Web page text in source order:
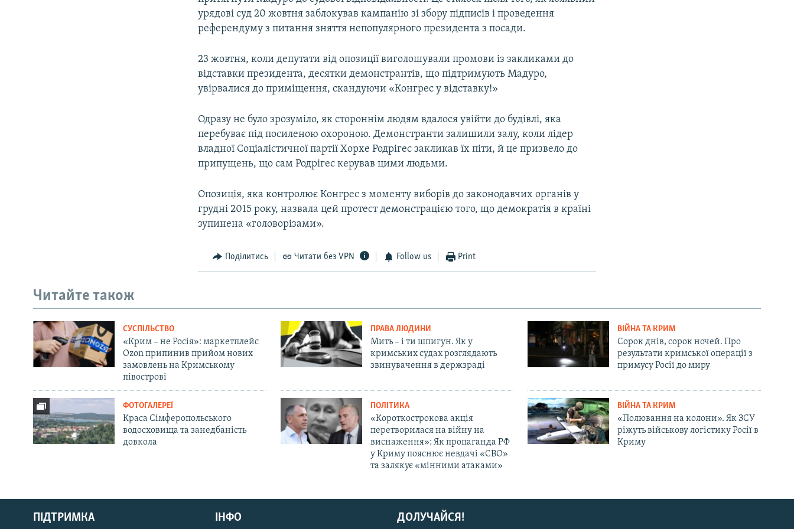
Русский
Qırımtatar
урядові суд 20 жовтня заблокував кампанію зі збору підписів і проведення
референдуму з питання зняття непопулярного президента з посади.
23 жовтня, коли депутати від опозиції виголошували промови із закликами до
відставки президента, десятки демонстрантів, що підтримують Мадуро,
увірвалися до приміщення, скандуючи «Конгрес у відставку!»
Одразу не було зрозуміло, як стороннім людям вдалося увійти до будівлі, яка
перебуває під посиленою охороною. Демонстранти залишили залу, коли лідер
владної Соціалістичної партії Хорхе Родрігес закликав їх піти, й це призвело до
припущень, що сам Родрігес керував цими людьми.
Опозиція, яка контролює Конгрес з моменту виборів до законодавчих органів у
грудні 2015 року, назвала цей протест демонстрацією того, що демократія в країні
зупинена «головорізами».
Поділитись Читати без VPN Follow us Print
Читайте також
СУСПІЛЬСТВО
«Крим – не Росія»: маркетплейс
Ozon припинив прийом нових
замовлень на Кримському
півострові
ПРАВА ЛЮДИНИ
Мить – і ти шпигун. Як у
кримських судах розглядають
звинувачення в держзраді
ВІЙНА ТА КРИМ
Сорок днів, сорок ночей. Про
результати кримської операції з
примусу Росії до миру
ФОТОГАЛЕРЕЇ
Краса Сімферопольського
водосховища та занедбаність
довкола
ПОЛІТИКА
«Короткострокова акція
перетворилася на війну на
виснаження»: Як пропаганда РФ
у Криму пояснює невдачі «СВО»
та залякує «мінними атаками»
ВІЙНА ТА КРИМ
«Полювання на колони». Як ЗСУ
ріжуть військову логістику Росії в
Криму
ДОЛУЧАЙСЯ!
ПІДТРИМКА ІНФО